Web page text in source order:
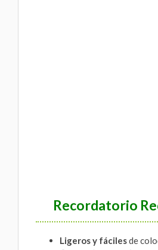
Recordatorio
Ligeros y fácilesde